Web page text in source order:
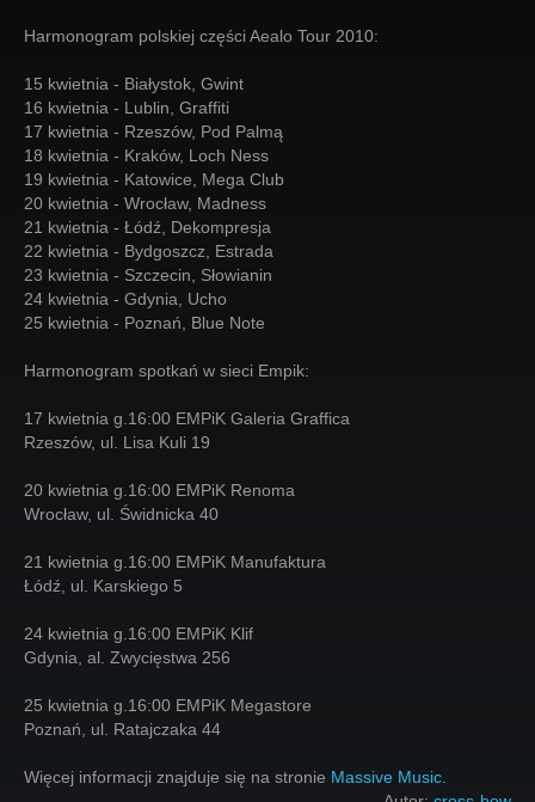
Harmonogram polskiej części Aealo Tour 2010:
15 kwietnia - Białystok, Gwint
16 kwietnia - Lublin, Graffiti
17 kwietnia - Rzeszów, Pod Palmą
18 kwietnia - Kraków, Loch Ness
19 kwietnia - Katowice, Mega Club
20 kwietnia - Wrocław, Madness
21 kwietnia - Łódź, Dekompresja
22 kwietnia - Bydgoszcz, Estrada
23 kwietnia - Szczecin, Słowianin
24 kwietnia - Gdynia, Ucho
25 kwietnia - Poznań, Blue Note
Harmonogram spotkań w sieci Empik:
17 kwietnia g.16:00 EMPiK Galeria Graffica
Rzeszów, ul. Lisa Kuli 19
20 kwietnia g.16:00 EMPiK Renoma
Wrocław, ul. Świdnicka 40
21 kwietnia g.16:00 EMPiK Manufaktura
Łódź, ul. Karskiego 5
24 kwietnia g.16:00 EMPiK Klif
Gdynia, al. Zwycięstwa 256
25 kwietnia g.16:00 EMPiK Megastore
Poznań, ul. Ratajczaka 44
Więcej informacji znajduje się na stronie Massive Music